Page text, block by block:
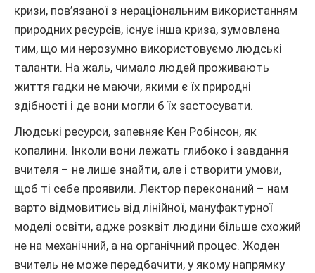
кризи, пов’язаної з нераціональним використанням
природних ресурсів, існує інша криза, зумовлена
тим, що ми нерозумно використовуємо людські
таланти. На жаль, чимало людей проживають
життя гадки не маючи, якими є їх природні
здібності і де вони могли б їх застосувати.
Людські ресурси, запевняє Кен Робінсон, як
копалини. Інколи вони лежать глибоко і завдання
вчителя – не лише знайти, але і створити умови,
щоб ті себе проявили. Лектор переконаний – нам
варто відмовитись від лінійної, мануфактурної
моделі освіти, адже розквіт людини більше схожий
не на механічний, а на органічний процес. Жоден
вчитель не може передбачити, у якому напрямку